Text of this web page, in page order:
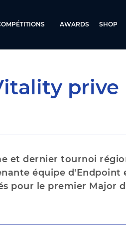
AWARDS SHOP
prive
et dernier tournoi
équipe d'Endpoint
pour le premier Major